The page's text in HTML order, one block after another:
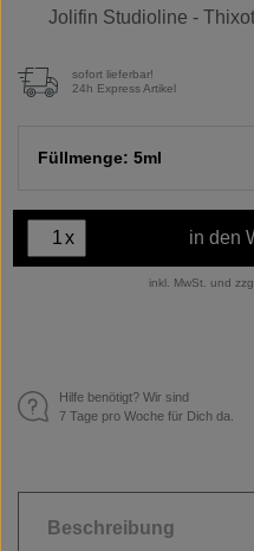
Jolifin Studioline -
sofort lieferbar!
24h Express Artikel
Füllmenge: 5ml
x in den
inkl. MwSt. und
Hilfe benötigt? Wir sind
7 Tage pro Woche für Dich da.
Beschreibung